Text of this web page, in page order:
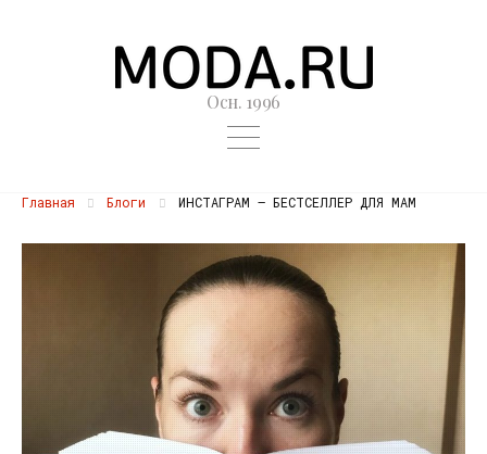
Осн. 1996
Главная Блоги ИНСТАГРАМ — БЕСТСЕЛЛЕР ДЛЯ МАМ